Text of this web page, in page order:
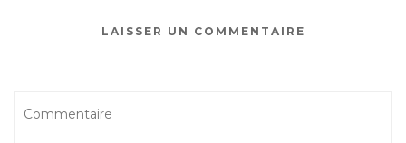
LAISSER UN COMMENTAIRE